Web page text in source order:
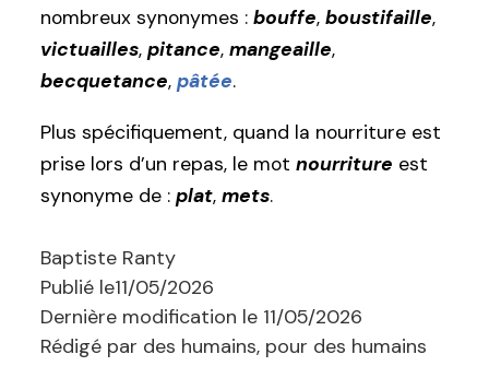
nombreux synonymes : bouffe, boustifaille,
victuailles, pitance, mangeaille,
becquetance, pâtée.
Plus spécifiquement, quand la nourriture est
prise lors d’un repas, le mot nourriture est
synonyme de : plat, mets.
Baptiste Ranty
Publié le11/05/2026
Dernière modification le 11/05/2026
Rédigé par des humains, pour des humains